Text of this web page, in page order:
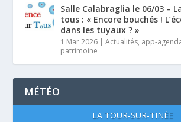
Salle Calabraglia le 06/03 –
tous : « Encore bouchés !
dans les tuyaux ? »
1 Mar 2026 |Actualités, app-
patrimoine
MÉTÉO
LA TOUR-SUR-TINÉE